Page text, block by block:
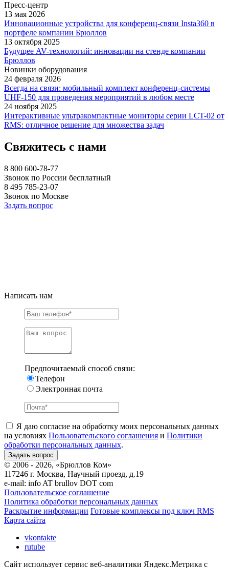
Пресс-центр
13 мая 2026
Инновационные устройства для конференц-связи Insta360 в
портфеле компании Брюллов
13 октября 2025
Будущее AV-технологий: инновации на стенде компании
Брюллов
Новинки оборудования
24 февраля 2026
Всегда на связи: мобильный комплект конференц-системы
UHF-150 для проведения мероприятий в любом месте
24 ноября 2025
Интерактивные ультракомпактные мониторы серии LCT-02 от
RMS: отличное решение для множества задач
Свяжитесь с нами
8 800 600-78-77
Звонок по России бесплатный
8 495 785-23-07
Звонок по Москве
Задать вопрос
Написать нам
Предпочитаемый способ связи:
Телефон
Электронная почта
Я даю согласие на обработку моих персональных данных
на условиях Пользовательского соглашения и Политики
обработки персональных данных.
© 2006 - 2026, «Брюллов Ком»
117246 г. Москва, Научный проезд, д.19
e-mail: info AT brullov DOT com
Пользовательское соглашение
Политика обработки персональных данных
Раскрытие информации Готовые комплексы под ключ RMS
Карта сайта
vkontakte
rutube
Сайт использует сервис веб-аналитики Яндекс.Метрика с